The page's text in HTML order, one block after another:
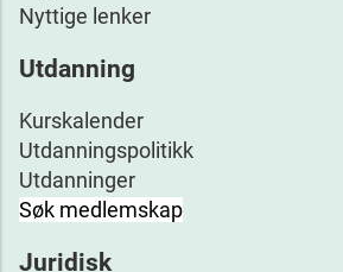
Nyttige lenker
Utdanning
Kurskalender
Utdanningspolitikk
Utdanninger
Søk medlemskap
Juridisk